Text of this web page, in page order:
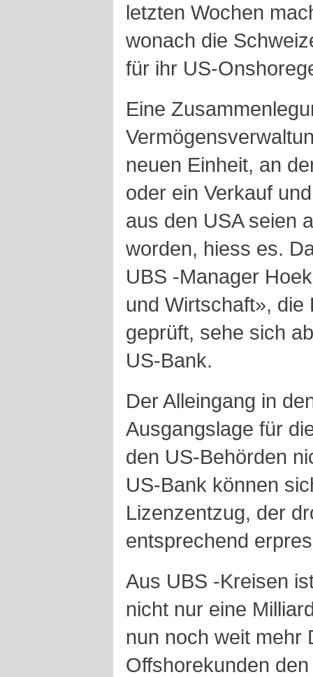
letzten Wochen
wonach die
für ihr US-
Eine
neuen Einheit, an
oder ein Verkauf
aus den USA seien
worden, hiess es.
UBS -Manager
und Wirtschaft», die
geprüft, sehe sich
US-Bank.
Der Alleingang in
Ausgangslage für
den US-Behörden
US-Bank können
Lizenzentzug, der
entsprechend
Aus UBS -Kreisen
nicht nur eine
nun noch weit mehr
Offshorekunden